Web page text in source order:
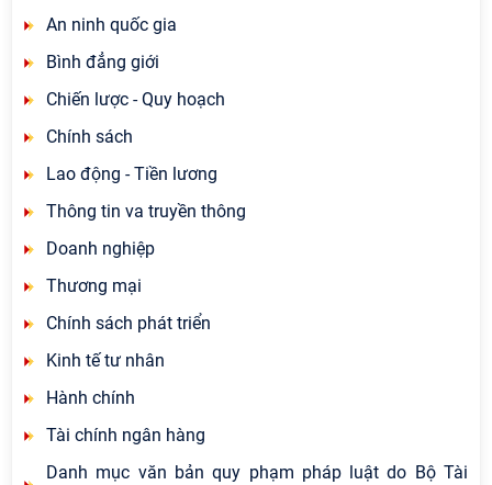
An ninh quốc gia
Bình đẳng giới
Chiến lược - Quy hoạch
Chính sách
Lao động - Tiền lương
Thông tin va truyền thông
Doanh nghiệp
Thương mại
Chính sách phát triển
Kinh tế tư nhân
Hành chính
Tài chính ngân hàng
Danh mục văn bản quy phạm pháp luật do Bộ Tài